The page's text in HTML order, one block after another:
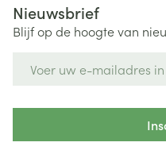
Nieuwsbrief
Blijf op de hoogte van